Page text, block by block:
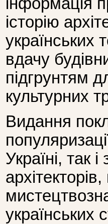
історію
українських
вдачу
підгрунтям
культурних
Видання
Україні, так
українських